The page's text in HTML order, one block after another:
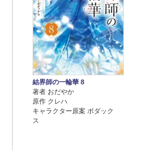
結界師の一輪華 8
著者 おだやか
原作 クレハ
キャラクター原案 ボダック
ス